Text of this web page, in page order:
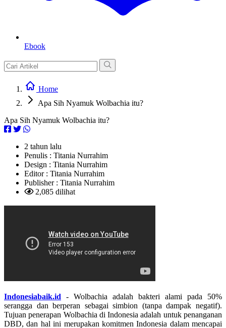
Ebook
Home
Apa Sih Nyamuk Wolbachia itu?
Apa Sih Nyamuk Wolbachia itu?
2 tahun lalu
Penulis : Titania Nurrahim
Design : Titania Nurrahim
Editor : Titania Nurrahim
Publisher : Titania Nurrahim
2,085 dilihat
Indonesiabaik.id - Wolbachia adalah bakteri alami pada 50%
serangga dan berperan sebagai simbion (tanpa dampak negatif).
Tujuan penerapan Wolbachia di Indonesia adalah untuk penanganan
DBD, dan hal ini merupakan komitmen Indonesia dalam mencapai